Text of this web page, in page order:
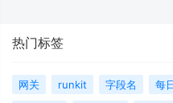
热门标签
网关 runkit 字段名 每